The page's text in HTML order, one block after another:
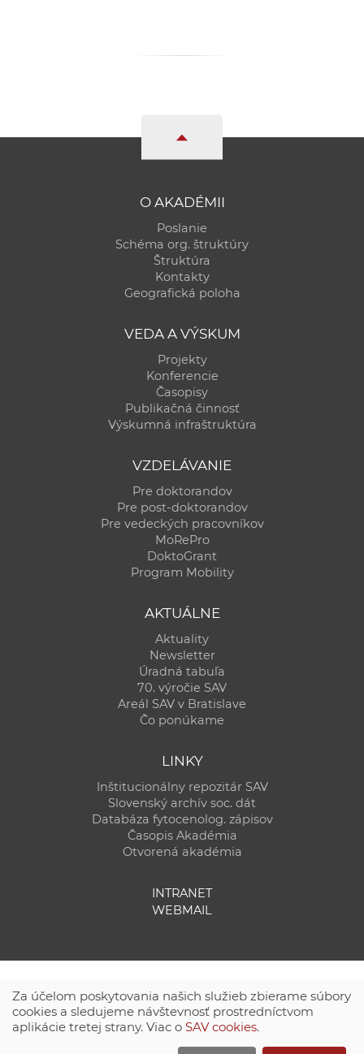
O AKADÉMII
Poslanie
Schéma org. štruktúry
Štruktúra
Kontakty
Geografická poloha
VEDA A VÝSKUM
Projekty
Konferencie
Časopisy
Publikačná činnosť
Výskumná infraštruktúra
VZDELÁVANIE
Pre doktorandov
Pre post-doktorandov
Pre vedeckých pracovníkov
MoRePro
DoktoGrant
Program Mobility
AKTUÁLNE
Aktuality
Newsletter
Úradná tabuľa
70. výročie SAV
Areál SAV v Bratislave
Čo ponúkame
LINKY
Inštitucionálny repozitár SAV
Slovenský archív soc. dát
Databáza fytocenolog. zápisov
Časopis Akadémia
Otvorená akadémia
INTRANET
WEBMAIL
CSČ SAV, v. v. i. - Výpočtové stredisko SAV
Za účelom poskytovania našich služieb zbierame súbory
cookies a sledujeme návštevnosť prostredníctvom
aplikácie tretej strany. Viac o SAV cookies.